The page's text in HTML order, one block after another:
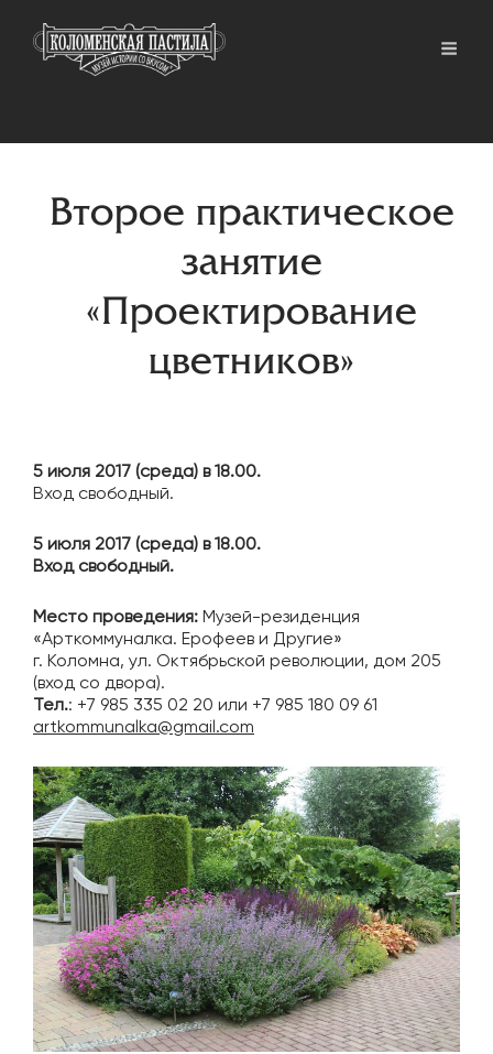
Второе практическое
занятие
«Проектирование
цветников»
5 июля 2017 (среда) в 18.00.
Вход свободный.
5 июля 2017 (среда) в 18.00.
Вход свободный.
Место проведения: Музей-резиденция
«Арткоммуналка. Ерофеев и Другие»
г. Коломна, ул. Октябрьской революции, дом 205
(вход со двора).
Тел.: +7 985 335 02 20 или +7 985 180 09 61
artkommunalka@gmail.com